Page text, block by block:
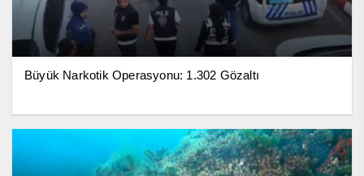
Büyük Narkotik Operasyonu: 1.302 Gözaltı